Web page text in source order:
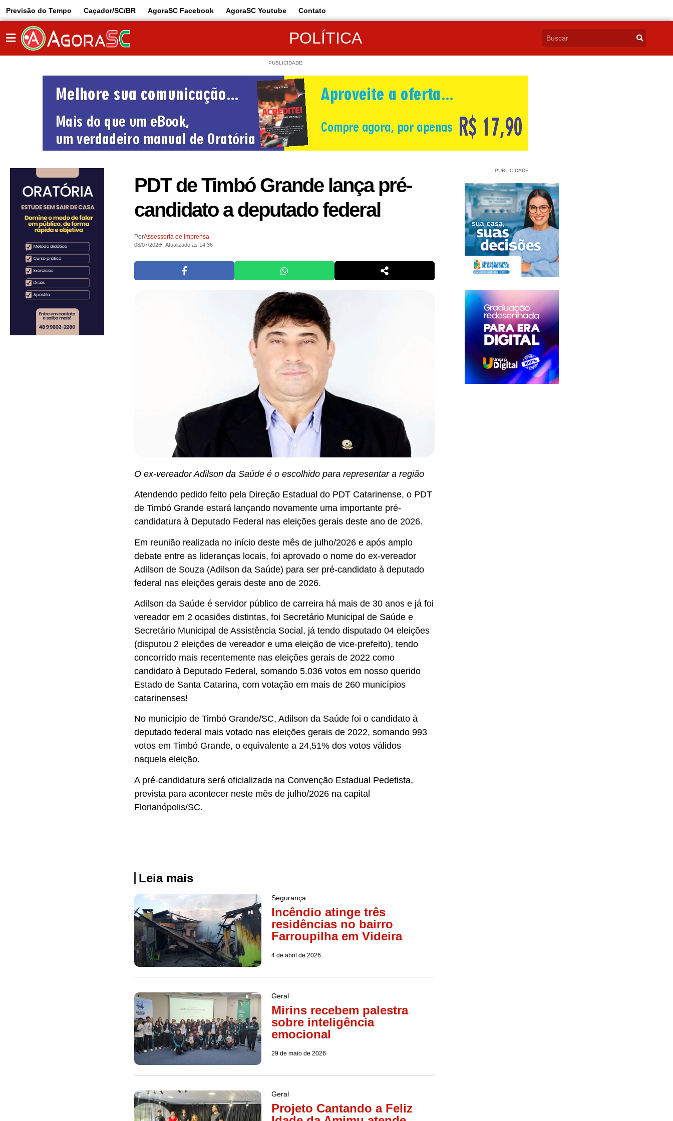
Previsão do Tempo Caçador/SC/BR AgoraSC Facebook AgoraSC Youtube Contato
POLÍTICA
PUBLICIDADE
PDT de Timbó Grande lança pré-
candidato a deputado federal
PorAssessoria de Imprensa
08/07/2026 Atualizado às 14:36
O ex-vereador Adilson da Saúde é o escolhido para representar a região
Atendendo pedido feito pela Direção Estadual do PDT Catarinense, o PDT
de Timbó Grande estará lançando novamente uma importante pré-
candidatura à Deputado Federal nas eleições gerais deste ano de 2026.
Em reunião realizada no início deste mês de julho/2026 e após amplo
debate entre as lideranças locais, foi aprovado o nome do ex-vereador
Adilson de Souza (Adilson da Saúde) para ser pré-candidato à deputado
federal nas eleições gerais deste ano de 2026.
Adilson da Saúde é servidor público de carreira há mais de 30 anos e já foi
vereador em 2 ocasiões distintas, foi Secretário Municipal de Saúde e
Secretário Municipal de Assistência Social, já tendo disputado 04 eleições
(disputou 2 eleições de vereador e uma eleição de vice-prefeito), tendo
concorrido mais recentemente nas eleições gerais de 2022 como
candidato à Deputado Federal, somando 5.036 votos em nosso querido
Estado de Santa Catarina, com votação em mais de 260 municípios
catarinenses!
No município de Timbó Grande/SC, Adilson da Saúde foi o candidato à
deputado federal mais votado nas eleições gerais de 2022, somando 993
votos em Timbó Grande, o equivalente a 24,51% dos votos válidos
naquela eleição.
A pré-candidatura será oficializada na Convenção Estadual Pedetista,
prevista para acontecer neste mês de julho/2026 na capital
Florianópolis/SC.
Leia mais
Segurança
Incêndio atinge três
residências no bairro
Farroupilha em Videira
4 de abril de 2026
Geral
Mirins recebem palestra
sobre inteligência
emocional
29 de maio de 2026
Geral
Projeto Cantando a Feliz
PUBLICIDADE